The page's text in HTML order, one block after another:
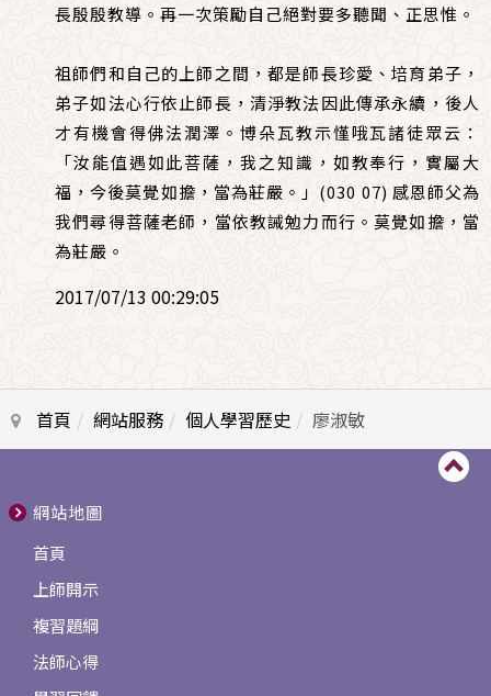
長殷殷教導。再一次策勵自己絕對要多聽聞、正思惟。
祖師們和自己的上師之間，都是師長珍愛、培育弟子，
弟子如法心行依止師長，清淨教法因此傳承永續，後人
才有機會得佛法潤澤。博朵瓦教示慬哦瓦諸徒眾云：
「汝能值遇如此菩薩，我之知識，如教奉行，實屬大
福，今後莫覺如擔，當為莊嚴。」(030 07) 感恩師父為
我們尋得菩薩老師，當依教誡勉力而行。莫覺如擔，當
為莊嚴。
2017/07/13 00:29:05
首頁 網站服務 個人學習歷史 廖淑敏
網站地圖
首頁
上師開示
複習題綱
法師心得